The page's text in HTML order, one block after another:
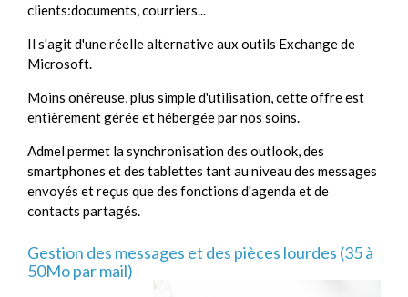
clients:documents, courriers...
Il s'agit d'une réelle alternative aux outils Exchange de
Microsoft.
Moins onéreuse, plus simple d'utilisation, cette offre est
entièrement gérée et hébergée par nos soins.
Admel permet la synchronisation des outlook, des
smartphones et des tablettes tant au niveau des messages
envoyés et reçus que des fonctions d'agenda et de
contacts partagés.
Gestion des messages et des pièces lourdes (35 à
50Mo par mail)